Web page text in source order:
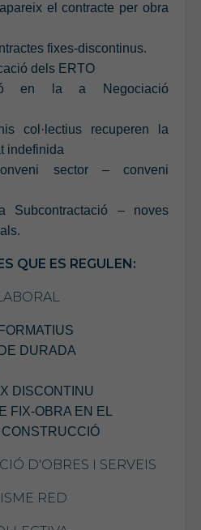
el contracte per obra
fixes-discontinus.
dels ERTO
en la a Negociació
col·lectius recuperen la
indefinida
sector – conveni
Subcontractació – noves
QUE ES REGULEN:
DURADA
DISCONTINU
FIX-OBRA EN EL
D'OBRES I SERVEIS
RED